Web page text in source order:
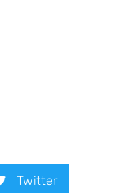
Twitter